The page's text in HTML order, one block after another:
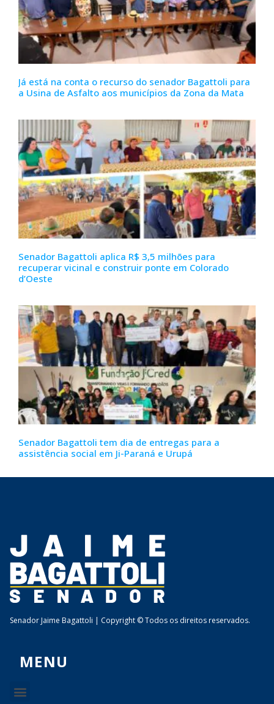
Já está na conta o recurso do senador Bagattoli para
a Usina de Asfalto aos municípios da Zona da Mata
Senador Bagattoli aplica R$ 3,5 milhões para
recuperar vicinal e construir ponte em Colorado
d’Oeste
Senador Bagattoli tem dia de entregas para a
assistência social em Ji-Paraná e Urupá
Senador Jaime Bagattoli | Copyright © Todos os direitos reservados.
MENU